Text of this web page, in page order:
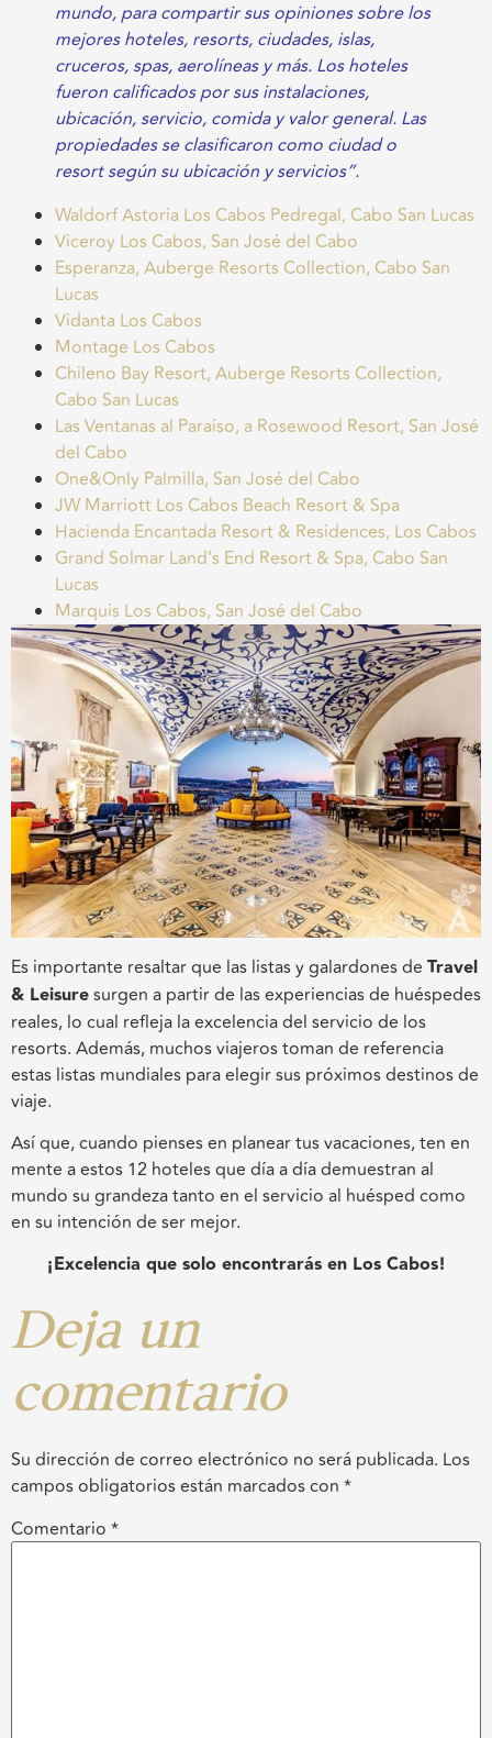
mundo, para compartir sus opiniones sobre los
mejores hoteles, resorts, ciudades, islas,
cruceros, spas, aerolíneas y más. Los hoteles
fueron calificados por sus instalaciones,
ubicación, servicio, comida y valor general. Las
propiedades se clasificaron como ciudad o
resort según su ubicación y servicios”.
Waldorf Astoria Los Cabos Pedregal, Cabo San Lucas
Viceroy Los Cabos, San José del Cabo
Esperanza, Auberge Resorts Collection, Cabo San
Lucas
Vidanta Los Cabos
Montage Los Cabos
Chileno Bay Resort, Auberge Resorts Collection,
Cabo San Lucas
Las Ventanas al Paraíso, a Rosewood Resort, San José
del Cabo
One&Only Palmilla, San José del Cabo
JW Marriott Los Cabos Beach Resort & Spa
Hacienda Encantada Resort & Residences, Los Cabos
Grand Solmar Land’s End Resort & Spa, Cabo San
Lucas
Marquis Los Cabos, San José del Cabo
Es importante resaltar que las listas y galardones de Travel
& Leisuresurgen a partir de las experiencias de huéspedes
reales, lo cual refleja la excelencia del servicio de los
resorts. Además, muchos viajeros toman de referencia
estas listas mundiales para elegir sus próximos destinos de
viaje.
Así que, cuando pienses en planear tus vacaciones, ten en
mente a estos 12 hoteles que día a día demuestran al
mundo su grandeza tanto en el servicio al huésped como
en su intención de ser mejor.
¡Excelencia que solo encontrarás en Los Cabos!
Deja un
comentario
Su dirección de correo electrónico no será publicada. Los
campos obligatorios están marcados con *
Comentario *